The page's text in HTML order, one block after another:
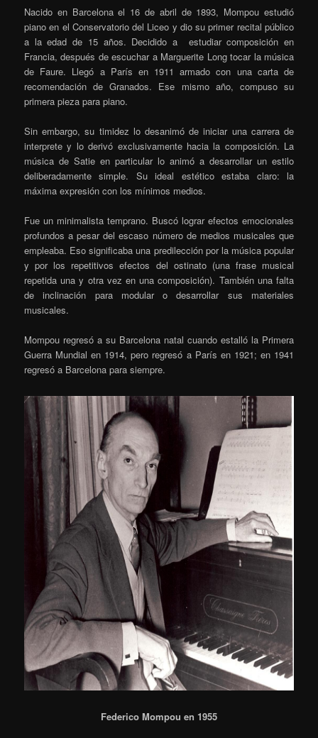
Nacido en Barcelona el 16 de abril de 1893, Mompou estudió
piano en el Conservatorio del Liceo y dio su primer recital público
a la edad de 15 años. Decidido a estudiar composición en
Francia, después de escuchar a Marguerite Long tocar la música
de Faure. Llegó a París en 1911 armado con una carta de
recomendación de Granados. Ese mismo año, compuso su
primera pieza para piano.
Sin embargo, su timidez lo desanimó de iniciar una carrera de
interprete y lo derivó exclusivamente hacia la composición. La
música de Satie en particular lo animó a desarrollar un estilo
deliberadamente simple. Su ideal estético estaba claro: la
máxima expresión con los mínimos medios.
Fue un minimalista temprano. Buscó lograr efectos emocionales
profundos a pesar del escaso número de medios musicales que
empleaba. Eso significaba una predilección por la música popular
y por los repetitivos efectos del ostinato (una frase musical
repetida una y otra vez en una composición). También una falta
de inclinación para modular o desarrollar sus materiales
musicales.
Mompou regresó a su Barcelona natal cuando estalló la Primera
Guerra Mundial en 1914, pero regresó a París en 1921; en 1941
regresó a Barcelona para siempre.
Federico Mompou en 1955